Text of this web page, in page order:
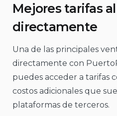
Mejores tarifas
directamente
Una de las principales
directamente con
puedes acceder a tarifas
costos adicionales que
plataformas de terceros.